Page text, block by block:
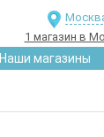
1 магазин в
Наши магазины